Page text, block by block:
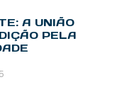
A UNIÃO
PELA